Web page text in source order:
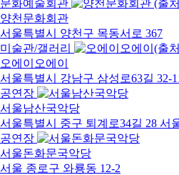
문화예술회관
양천문화회관
서울특별시 양천구 목동서로 367
미술관/갤러리
오에이오에이
서울특별시 강남구 삼성로63길 32-
공연장
서울남산국악당
서울특별시 중구 퇴계로34길 28 서
공연장
서울돈화문국악당
서울 종로구 와룡동 12-2